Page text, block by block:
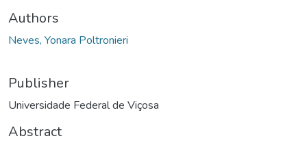
Authors
Neves, Yonara Poltronieri
Publisher
Universidade Federal de Viçosa
Abstract